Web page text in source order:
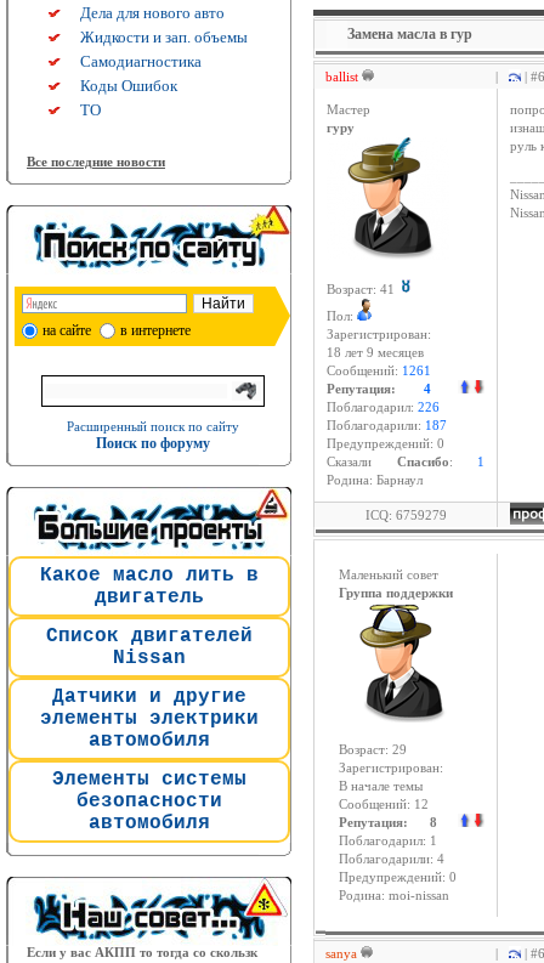
Дела для нового авто
Жидкости и зап. объемы
Самодиагностика
Коды Ошибок
ТО
Все последние новости
на сайте в интернете
Расширенный поиск по сайту
Поиск по форуму
Какое масло лить в
двигатель
Список двигателей
Nissan
Датчики и другие
элементы электрики
автомобиля
Элементы системы
безопасности
автомобиля
Если у вас АКПП то тогда со скользк
Замена масла в гур
ballist | |
Мастер
гуру
Возраст: 41
Пол:
Зарегистрирован:
18 лет 9 месяцев
Сообщений: 1261
Репутация: 4
Поблагодарил: 226
Поблагодарили: 187
Предупреждений: 0
Cказали Спасибо: 1
Родина: Барнаул
руль
ICQ: 6759279
Маленький совет
Группа поддержки
Возраст: 29
Зарегистрирован:
В начале темы
Сообщений: 12
Репутация: 8
Поблагодарил: 1
Поблагодарили: 4
Предупреждений: 0
Родина: moi-nissan
sanya | |